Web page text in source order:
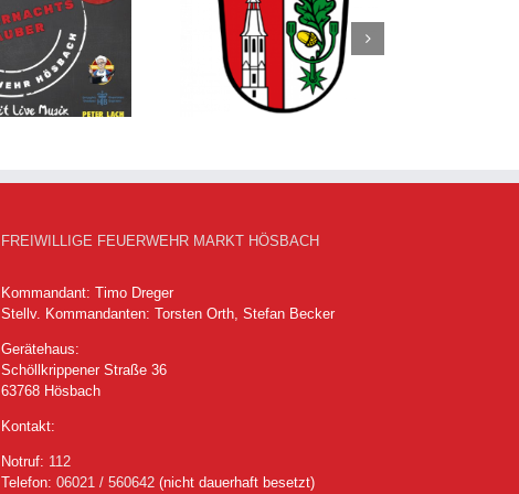
Hösbacher Nachrichten
vom 16.07.2026
FREIWILLIGE FEUERWEHR MARKT HÖSBACH
Kommandant: Timo Dreger
Stellv. Kommandanten: Torsten Orth, Stefan Becker
Gerätehaus:
Schöllkrippener Straße 36
63768 Hösbach
Kontakt:
Notruf: 112
Telefon:06021 / 560642 (nicht dauerhaft besetzt)